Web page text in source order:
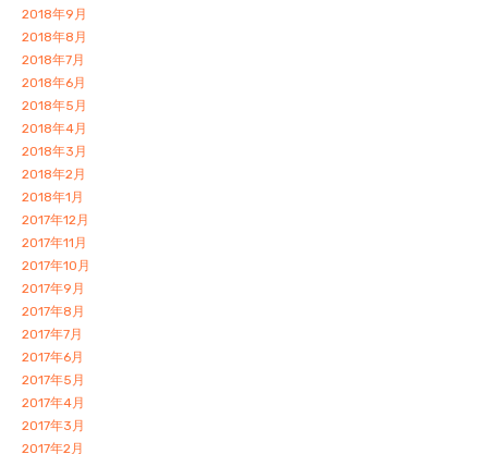
2018年9月
2018年8月
2018年7月
2018年6月
2018年5月
2018年4月
2018年3月
2018年2月
2018年1月
2017年12月
2017年11月
2017年10月
2017年9月
2017年8月
2017年7月
2017年6月
2017年5月
2017年4月
2017年3月
2017年2月